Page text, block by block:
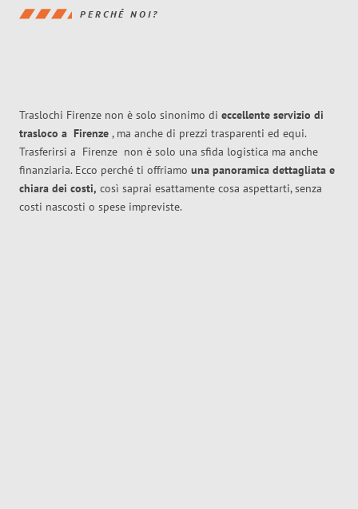
PERCHÉ NOI?
Traslochi Firenze non è solo sinonimo di eccellente servizio di
trasloco a Firenze , ma anche di prezzi trasparenti ed equi.
Trasferirsi a Firenze non è solo una sfida logistica ma anche
finanziaria. Ecco perché ti offriamo una panoramica dettagliata e
chiara dei costi, così saprai esattamente cosa aspettarti, senza
costi nascosti o spese impreviste.